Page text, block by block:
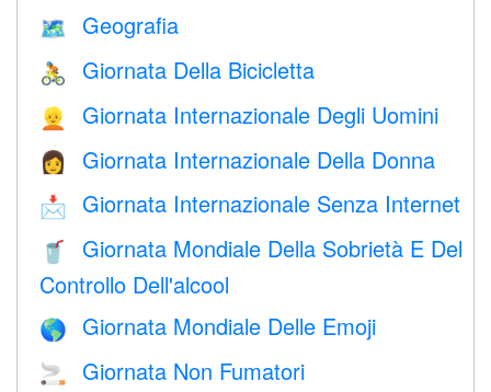
🗺 Geografia
🚴 Giornata Della Bicicletta
👱 Giornata Internazionale Degli Uomini
👩 Giornata Internazionale Della Donna
📩 Giornata Internazionale Senza Internet
🥤
Giornata Mondiale Della Sobrietà E Del
Controllo Dell'alcool
🌎 Giornata Mondiale Delle Emoji
🚬 Giornata Non Fumatori